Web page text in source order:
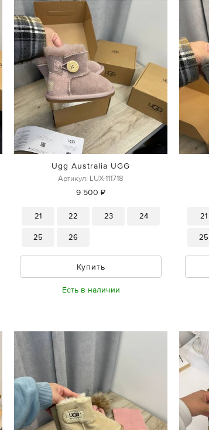
Ugg Australia UGG
Артикул: LUX-111718
9 500 ₽
21 22 23 24
25 26
Купить
Есть в наличии
21
25